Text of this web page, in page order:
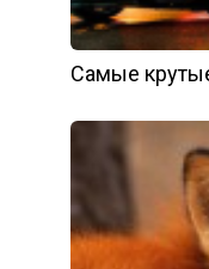
Самые